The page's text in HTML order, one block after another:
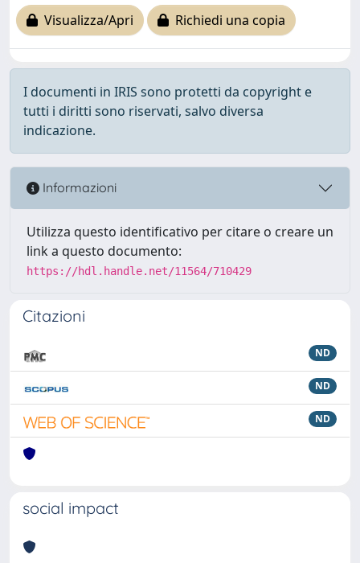
Visualizza/Apri
Richiedi una copia
I documenti in IRIS sono protetti da copyright e
tutti i diritti sono riservati, salvo diversa
indicazione.
Informazioni
Utilizza questo identificativo per citare o creare un
link a questo documento:
https://hdl.handle.net/11564/710429
Citazioni
ND
ND
ND
social impact